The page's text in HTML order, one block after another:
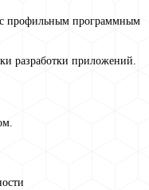
профильным программным
разработки приложений.